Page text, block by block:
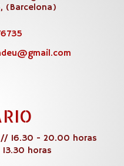
, (Barcelona)
gmail.com
// 16.30 - 20.00 horas
horas